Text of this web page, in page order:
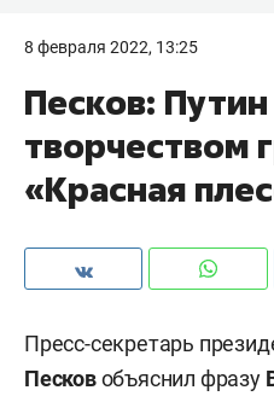
8 февраля 2022, 13:25
Песков:
творчеством
«Красная
Пресс-секретарь
Песковобъяснил фразу